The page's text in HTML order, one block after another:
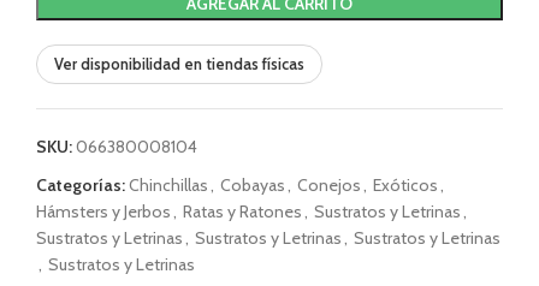
Ver disponibilidad en tiendas físicas
SKU:066380008104
Categorías:Chinchillas, Cobayas, Conejos, Exóticos,
Hámsters y Jerbos, Ratas y Ratones, Sustratos y Letrinas,
Sustratos y Letrinas, Sustratos y Letrinas, Sustratos y Letrinas
, Sustratos y Letrinas